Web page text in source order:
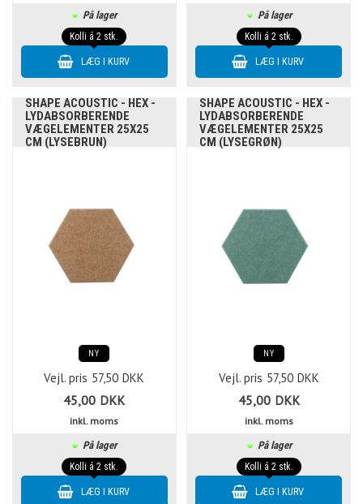
På lager
Kolli á 2 stk.
På lager
Kolli á 2 stk.
SHAPE ACOUSTIC - HEX -
LYDABSORBERENDE
VÆGELEMENTER 25X25
CM (LYSEBRUN)
NY
Vejl. pris 57,50 DKK
45,00 DKK
inkl. moms
På lager
Kolli á 2 stk.
SHAPE ACOUSTIC - HEX -
LYDABSORBERENDE
VÆGELEMENTER 25X25
CM (LYSEGRØN)
NY
Vejl. pris 57,50 DKK
45,00 DKK
inkl. moms
På lager
Kolli á 2 stk.